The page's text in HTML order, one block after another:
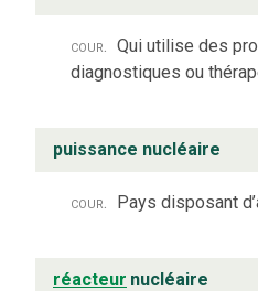
cour. Qui utilise des
diagnostiques ou
puissance nucléaire
cour. Pays disposant
réacteur nucléaire